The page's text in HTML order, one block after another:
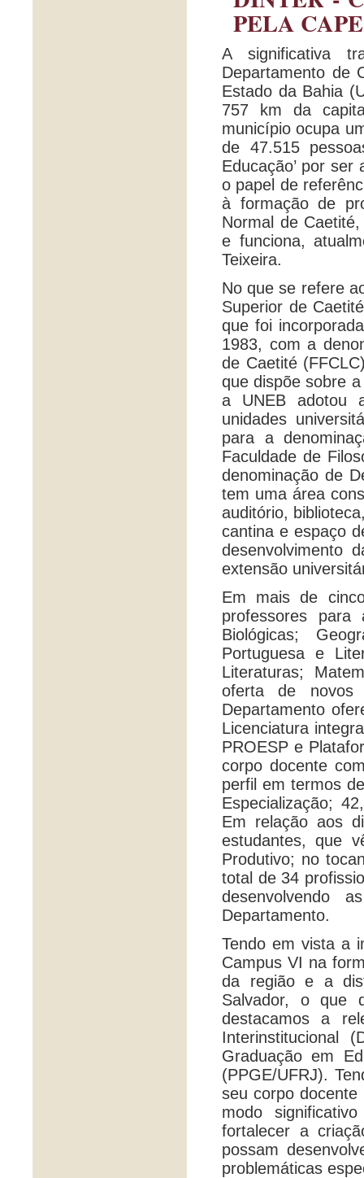
PELA
A significativa
Departamento de
Estado da Bahia
757 km da
município ocupa
de 47.515
Educação’ por
o papel de
à formação de
Normal de
e funciona,
Teixeira.
No que se refere
Superior de
que foi
1983, com a
de Caetité
que dispõe sobre
a UNEB adotou
unidades
para a
Faculdade de
denominação de
tem uma área
auditório,
cantina e espaço
desenvolvimento
extensão
Em mais de
professores para
Biológicas;
Portuguesa e
Literaturas;
oferta de
Departamento
Licenciatura
PROESP e
corpo docente
perfil em termos
Especialização;
Em relação aos
estudantes, que
Produtivo; no
total de 34
desenvolvendo
Departamento.
Tendo em vista a
Campus VI na
da região e a
Salvador, o que
destacamos a
Interinstitucional
Graduação em
(PPGE/UFRJ).
seu corpo
modo
fortalecer a
possam
problemáticas